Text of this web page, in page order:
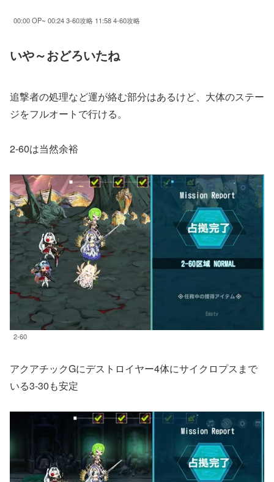
00:00 OP~ 00:24 3-60攻略 11:58 4-60攻略
いや～おどろいたね
追撃者の処理など運が絡む部分はあるけど、大体のステー
ジをフルオートで行ける。
2-60は当然余裕
2-60
アクアチックGにデストロイヤー4体にサイクロプスまで
いる3-30も安定